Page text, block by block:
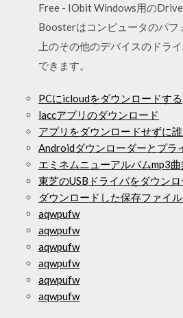
Free - IObit Windows用の
Boosterはコンピュータのパフ
上のその他のデバイスのドラ
できます。
PCにicloudをダウンロードする
laccアプリのダウンロード
アプリをダウンロードせずに
Androidダウンローダーとプラ
エミネムニューアルバムmp3
東芝のUSBドライバをダウンロ
ダウンロードした保存ファイ
aqwpufw
aqwpufw
aqwpufw
aqwpufw
aqwpufw
aqwpufw